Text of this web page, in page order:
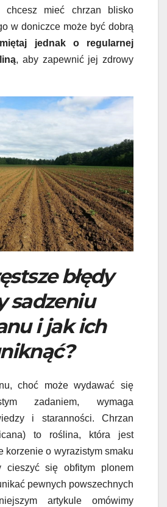
mieć chrzan blisko
w doniczce może być dobrą
jednak o regularnej
, aby zapewnić jej zdrowy
błędy
sadzeniu
i jak ich
choć może wydawać się
zadaniem, wymaga
i staranności. Chrzan
to roślina, która jest
korzenie o wyrazistym smaku
cieszyć się obfitym plonem
pewnych powszechnych
artykule omówimy